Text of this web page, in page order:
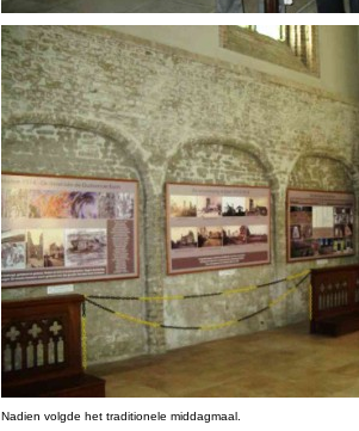
Nadien volgde het traditionele middagmaal.